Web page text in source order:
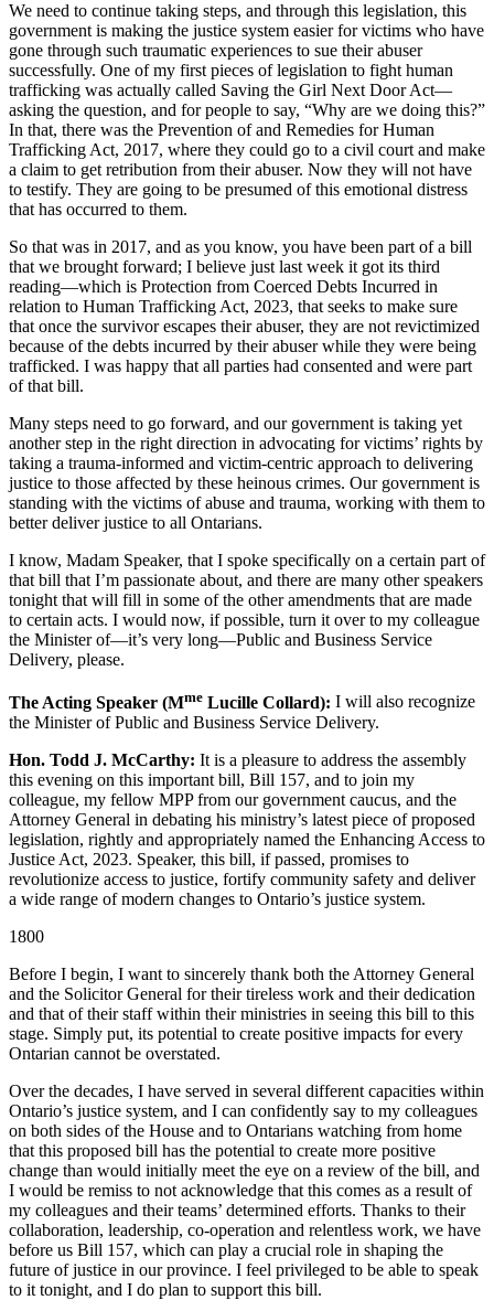
We need to continue taking steps, and through this legislation, this
government is making the justice system easier for victims who have
gone through such traumatic experiences to sue their abuser
successfully. One of my first pieces of legislation to fight human
trafficking was actually called Saving the Girl Next Door Act—
asking the question, and for people to say, “Why are we doing this?”
In that, there was the Prevention of and Remedies for Human
Trafficking Act, 2017, where they could go to a civil court and make
a claim to get retribution from their abuser. Now they will not have
to testify. They are going to be presumed of this emotional distress
that has occurred to them.
So that was in 2017, and as you know, you have been part of a bill
that we brought forward; I believe just last week it got its third
reading—which is Protection from Coerced Debts Incurred in
relation to Human Trafficking Act, 2023, that seeks to make sure
that once the survivor escapes their abuser, they are not revictimized
because of the debts incurred by their abuser while they were being
trafficked. I was happy that all parties had consented and were part
of that bill.
Many steps need to go forward, and our government is taking yet
another step in the right direction in advocating for victims’ rights by
taking a trauma-informed and victim-centric approach to delivering
justice to those affected by these heinous crimes. Our government is
standing with the victims of abuse and trauma, working with them to
better deliver justice to all Ontarians.
I know, Madam Speaker, that I spoke specifically on a certain part of
that bill that I’m passionate about, and there are many other speakers
tonight that will fill in some of the other amendments that are made
to certain acts. I would now, if possible, turn it over to my colleague
the Minister of—it’s very long—Public and Business Service
Delivery, please.
The Acting Speaker (Mme Lucille Collard): I will also recognize
the Minister of Public and Business Service Delivery.
Hon. Todd J. McCarthy: It is a pleasure to address the assembly
this evening on this important bill, Bill 157, and to join my
colleague, my fellow MPP from our government caucus, and the
Attorney General in debating his ministry’s latest piece of proposed
legislation, rightly and appropriately named the Enhancing Access to
Justice Act, 2023. Speaker, this bill, if passed, promises to
revolutionize access to justice, fortify community safety and deliver
a wide range of modern changes to Ontario’s justice system.
1800
Before I begin, I want to sincerely thank both the Attorney General
and the Solicitor General for their tireless work and their dedication
and that of their staff within their ministries in seeing this bill to this
stage. Simply put, its potential to create positive impacts for every
Ontarian cannot be overstated.
Over the decades, I have served in several different capacities within
Ontario’s justice system, and I can confidently say to my colleagues
on both sides of the House and to Ontarians watching from home
that this proposed bill has the potential to create more positive
change than would initially meet the eye on a review of the bill, and
I would be remiss to not acknowledge that this comes as a result of
my colleagues and their teams’ determined efforts. Thanks to their
collaboration, leadership, co-operation and relentless work, we have
before us Bill 157, which can play a crucial role in shaping the
future of justice in our province. I feel privileged to be able to speak
to it tonight, and I do plan to support this bill.